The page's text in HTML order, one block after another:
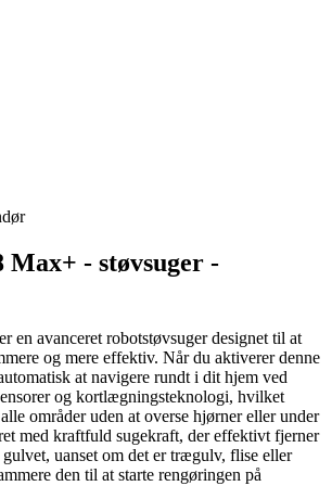
Max+ - støvsuger -
en avanceret robotstøvsuger designet til at
og mere effektiv. Når du aktiverer denne
at navigere rundt i dit hjem ved
og kortlægningsteknologi, hvilket
områder uden at overse hjørner eller under
med kraftfuld sugekraft, der effektivt fjerner
uanset om det er trægulv, flise eller
den til at starte rengøringen på